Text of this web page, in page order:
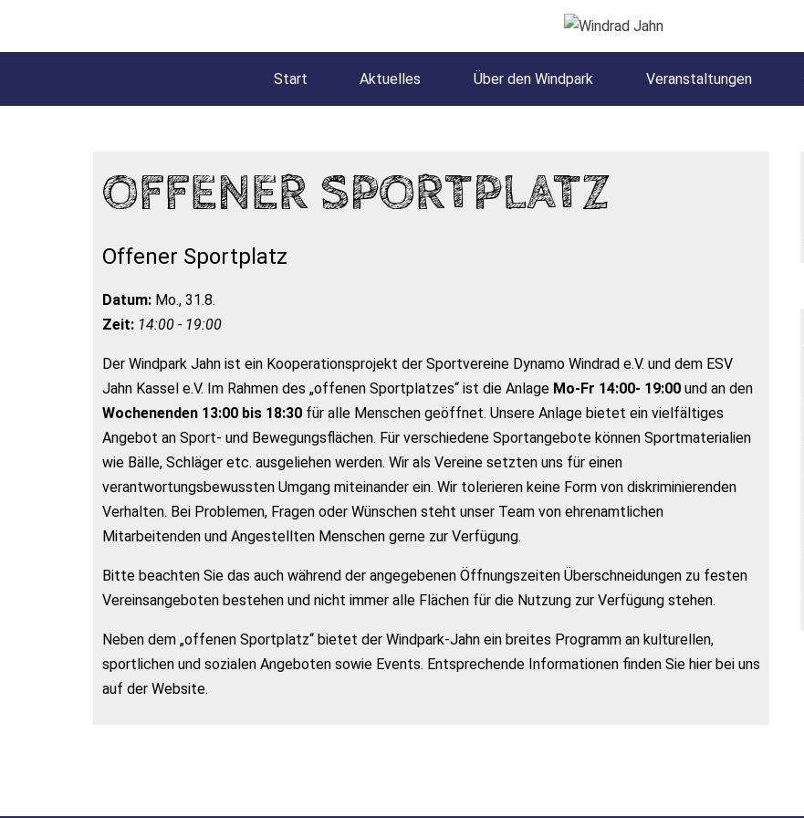
Start Aktuelles Über den Windpark Veranstaltungen
OFFENER SPORTPLATZ
Offener Sportplatz
Datum: Mo., 31.8.
Zeit: 14:00 - 19:00
Der Windpark Jahn ist ein Kooperationsprojekt der Sportvereine Dynamo Windrad e.V. und dem ESV
Jahn Kassel e.V. Im Rahmen des „offenen Sportplatzes“ ist die Anlage Mo-Fr 14:00- 19:00 und an den
Wochenenden 13:00 bis 18:30 für alle Menschen geöffnet. Unsere Anlage bietet ein vielfältiges
Angebot an Sport- und Bewegungsflächen. Für verschiedene Sportangebote können Sportmaterialien
wie Bälle, Schläger etc. ausgeliehen werden. Wir als Vereine setzten uns für einen
verantwortungsbewussten Umgang miteinander ein. Wir tolerieren keine Form von diskriminierenden
Verhalten. Bei Problemen, Fragen oder Wünschen steht unser Team von ehrenamtlichen
Mitarbeitenden und Angestellten Menschen gerne zur Verfügung.
Bitte beachten Sie das auch während der angegebenen Öffnungszeiten Überschneidungen zu festen
Vereinsangeboten bestehen und nicht immer alle Flächen für die Nutzung zur Verfügung stehen.
Neben dem „offenen Sportplatz“ bietet der Windpark-Jahn ein breites Programm an kulturellen,
sportlichen und sozialen Angeboten sowie Events. Entsprechende Informationen finden Sie hier bei uns
auf der Website.